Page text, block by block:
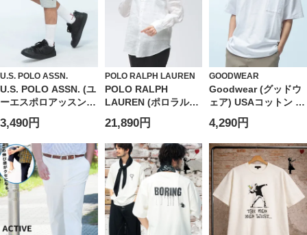
U.S. POLO ASSN.
U.S. POLO ASSN. (ユ
ーエスポロアッスン)
ショートパンツ 接触
冷感 ワンポイント ハ
ーフパンツ ボトムス
半ズボン シンプル ベ
ーシック 春 夏
PLM61503
3,490円
POLO RALPH LAUREN
POLO RALPH
LAUREN (ポロラルフ
ローレン) レディース
シャツ 長袖 麻100％
ロゴ ワンポイント レ
ギュラーカラー リネ
ン シャツ
RLL211970730
21,890円
GOODWEAR
Goodwear (グッドウ
ェア) USAコットン ポ
ケット クルーネック
半袖 Tシャツ BIG Tee
4,290円